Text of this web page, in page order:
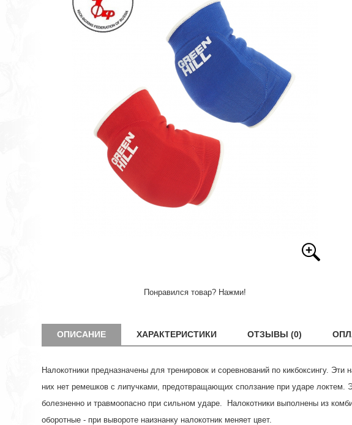
Понравился товар? Нажми!
ОПИСАНИЕ ХАРАКТЕРИСТИКИ ОТЗЫВЫ (0)
Налокотники предназначены для тренировок и соревнований по кикбоксингу.
них нет ремешков с липучками, предотвращающих сползание при ударе локтем.
болезненно и травмоопасно при сильном ударе. Налокотники выполнены из
оборотные - при вывороте наизнанку налокотник меняет цвет.